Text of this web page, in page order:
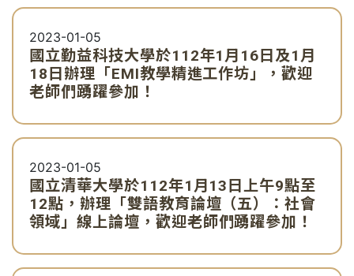
2023-01-05
國立勤益科技大學於112年1月16日及1月
18日辦理「EMI教學精進工作坊」，歡迎
老師們踴躍參加！
2023-01-05
國立清華大學於112年1月13日上午9點至
12點，辦理「雙語教育論壇（五）：社會
領域」線上論壇，歡迎老師們踴躍參加！